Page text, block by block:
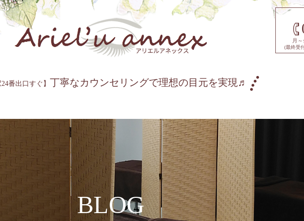
月
(最終受
番出口すぐ】 丁寧なカウンセリングで理想の目元を実現♬
BLOG